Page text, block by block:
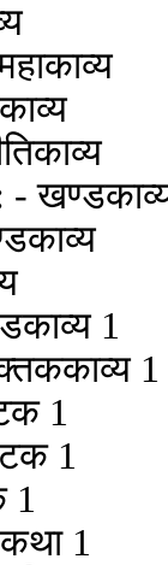
-
1
1
1
1
1
1